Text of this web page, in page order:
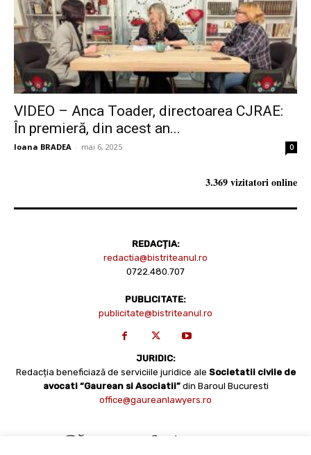
VIDEO – Anca Toader, directoarea CJRAE:
În premieră, din acest an...
Ioana BRADEA - mai 6, 2025 0
3.369 vizitatori online
REDACȚIA:
redactia@bistriteanul.ro
0722.480.707
PUBLICITATE:
publicitate@bistriteanul.ro
JURIDIC:
Redacția beneficiază de serviciile juridice ale Societatii civile de
avocati “Gaurean si Asociatii” din Baroul Bucuresti
office@gaureanlawyers.ro